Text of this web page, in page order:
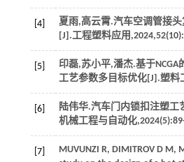
[4]
夏雨,高云霄.汽车空调管接
[J].工程塑料应用 ,2024,52
[5]
印磊,苏小平,潘杰.基于
工艺参数多目标优化[J].塑料
[6]
陆伟华.汽车门内锁扣注塑工
机械工程与自动化,2024
[7] MUVUNZI R, DIMITROV D M,